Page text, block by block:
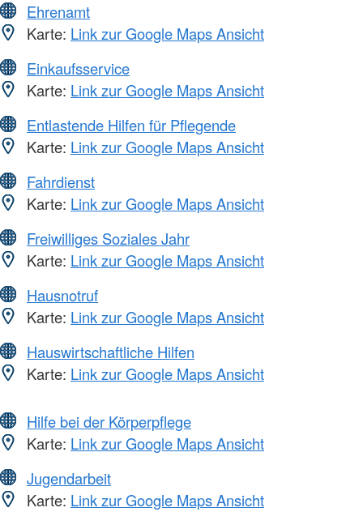
Ehrenamt
Karte: Link zur Google Maps Ansicht
Einkaufsservice
Karte: Link zur Google Maps Ansicht
Entlastende Hilfen für Pflegende
Karte: Link zur Google Maps Ansicht
Fahrdienst
Karte: Link zur Google Maps Ansicht
Freiwilliges Soziales Jahr
Karte: Link zur Google Maps Ansicht
Hausnotruf
Karte: Link zur Google Maps Ansicht
Hauswirtschaftliche Hilfen
Karte: Link zur Google Maps Ansicht
Hilfe bei der Körperpflege
Karte: Link zur Google Maps Ansicht
Jugendarbeit
Karte: Link zur Google Maps Ansicht